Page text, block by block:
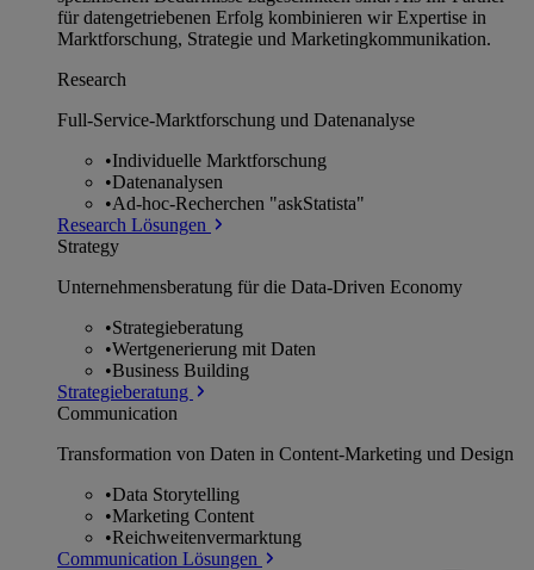
für datengetriebenen Erfolg kombinieren wir Expertise in
Marktforschung, Strategie und Marketingkommunikation.
Research
Full-Service-Marktforschung und Datenanalyse
•Individuelle Marktforschung
•Datenanalysen
•Ad-hoc-Recherchen "askStatista"
Research Lösungen
Strategy
Unternehmens­beratung für die Data-Driven Economy
•Strategieberatung
•Wertgenerierung mit Daten
•Business Building
Strategieberatung
Communication
Transformation von Daten in Content-Marketing und Design
•Data Storytelling
•Marketing Content
•Reichweitenvermarktung
Communication Lösungen